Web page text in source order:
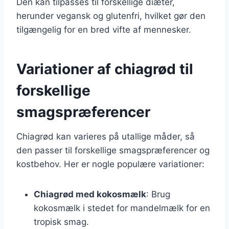
herunder vegansk og glutenfri, hvilket gør den
tilgængelig for en bred vifte af mennesker.
Variationer af chiagrød til
forskellige
smagspræferencer
Chiagrød kan varieres på utallige måder, så
den passer til forskellige smagspræferencer og
kostbehov. Her er nogle populære variationer:
Chiagrød med kokosmælk: Brug
kokosmælk i stedet for mandelmælk for en
tropisk smag.